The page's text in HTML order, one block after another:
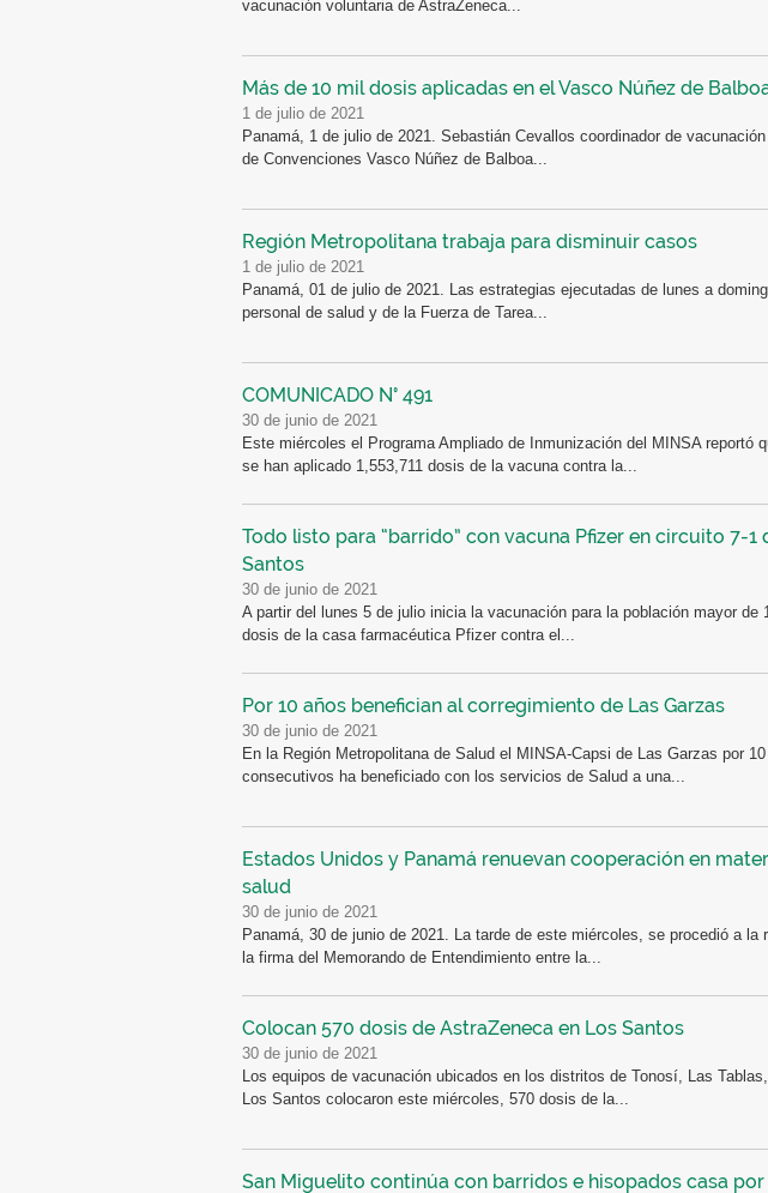
vacunación voluntaria de AstraZeneca...
Más de 10 mil dosis aplicadas en el Vasco Núñez de
1 de julio de 2021
Panamá, 1 de julio de 2021. Sebastián Cevallos coordinador de
de Convenciones Vasco Núñez de Balboa...
Región Metropolitana trabaja para disminuir casos
1 de julio de 2021
Panamá, 01 de julio de 2021. Las estrategias ejecutadas de lunes a
personal de salud y de la Fuerza de Tarea...
COMUNICADO N° 491
30 de junio de 2021
Este miércoles el Programa Ampliado de Inmunización del MINSA reportó
se han aplicado 1,553,711 dosis de la vacuna contra la...
Todo listo para “barrido” con vacuna Pfizer en circuito 7-1
Santos
30 de junio de 2021
A partir del lunes 5 de julio inicia la vacunación para la población mayor de
dosis de la casa farmacéutica Pfizer contra el...
Por 10 años benefician al corregimiento de Las Garzas
30 de junio de 2021
En la Región Metropolitana de Salud el MINSA-Capsi de Las Garzas por
consecutivos ha beneficiado con los servicios de Salud a una...
Estados Unidos y Panamá renuevan cooperación en
salud
30 de junio de 2021
Panamá, 30 de junio de 2021. La tarde de este miércoles, se procedió a la
la firma del Memorando de Entendimiento entre la...
Colocan 570 dosis de AstraZeneca en Los Santos
30 de junio de 2021
Los equipos de vacunación ubicados en los distritos de Tonosí, Las
Los Santos colocaron este miércoles, 570 dosis de la...
San Miguelito continúa con barridos e hisopados casa por